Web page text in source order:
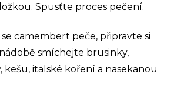
Spusťte proces pečení.
camembert peče, připravte si
smíchejte brusinky,
kešu, italské koření a nasekanou